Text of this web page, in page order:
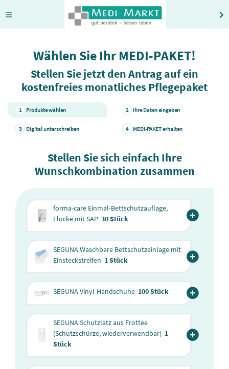
Wählen Sie Ihr MEDI-PAKET!
Stellen Sie jetzt den Antrag auf ein
kostenfreies monatliches Pflegepaket
1 Produkte wählen 2 Ihre Daten eingeben
3 Digital unterschreiben 4 MEDI-PAKET erhalten
Stellen Sie sich einfach Ihre
Wunschkombination zusammen
forma-care Einmal-Bettschutzauflage,
Flocke mit SAP 30 Stück
SEGUNA Waschbare Bettschutzeinlage mit
Einsteckstreifen 1 Stück
SEGUNA Vinyl-Handschuhe 100 Stück
SEGUNA Schutzlatz aus Frottee
(Schutzschürze, wiederverwendbar) 1
Stück